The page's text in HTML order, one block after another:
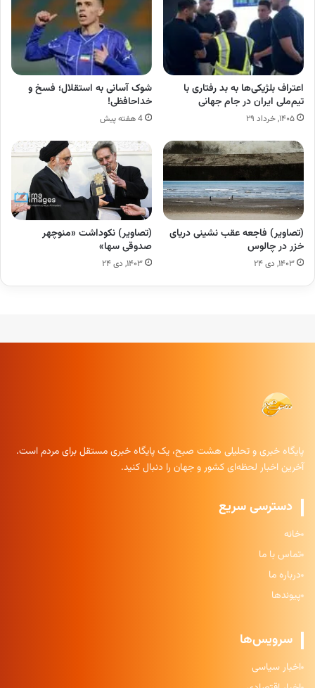
اعتراف بلژیکی‌ها به بد رفتاری با
تیم‌ملی ایران در جام جهانی
۱۴۰۵, خرداد ۲۹
شوک آسانی به استقلال؛ فسخ و
خداحافظی!
4 هفته پیش
(تصاویر) فاجعه عقب نشینی دریای
خزر در چالوس
۱۴۰۳, دی ۲۴
(تصاویر) نکوداشت «منوچهر
صدوقی سها»
۱۴۰۳, دی ۲۴
پایگاه خبری و تحلیلی هشت صبح، یک پایگاه خبری مستقل برای مردم است.
آخرین اخبار لحظه‌ای کشور و جهان را دنبال کنید.
دسترسی سریع
خانه
تماس با ما
درباره ما
پیوندها
سرویس‌ها
اخبار سیاسی